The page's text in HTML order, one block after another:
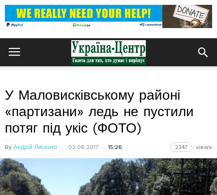
У Маловисківському районі
«партизани» ледь не пустили
потяг під укіс (ФОТО)
By Андрій Лисенко 02.06.2017 15:26 2347 views